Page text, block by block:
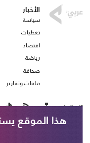
الأخبار
سياسة
تغطيات
اقتصاد
رياضة
صحافة
ملفات وتقارير
تابعنا على
هذا الموقع